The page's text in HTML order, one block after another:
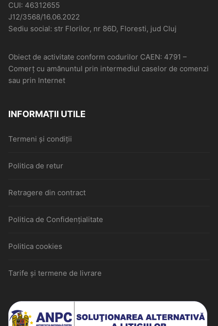
CUI: 46312655
J12/3568/16.06.2022
Sediu social: str Florilor, nr 86D, Floresti, jud Cluj
Obiect de activitate conform codurilor CAEN: 4791 –
Comerţ cu amănuntul prin intermediul caselor de comenzi
sau prin Internet
INFORMAȚII UTILE
Termeni și condiții
Politica de retur
Retragere din contract
Politica de Confidențialitate
Politica cookies
Tarife și termene de livrare